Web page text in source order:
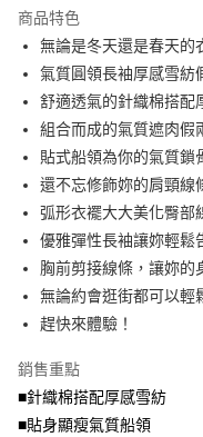
流程，驗證手機門號後，選擇
成交易。
3.實際核准額度、可分期數及
4.訂單成立30分鐘內，如未前
法說明評估內容。
【繳款方式說明】
1.分期款項不併入電信帳單
醒簡訊。
2.透過簡訊連結打開帳單後，
帳／街口支付／iPASS
【注意事項】
1.本服務係由「台灣大哥大股
用戶於交易時，得透過本服
2.基於同意付款使用「大哥付
由本公司與您本人進行分期帳
3.完整用戶服務條款，請詳閱
【關於「AFTEE先享後付」】
AFTEE先享後付是「在收到
便利好安心！
１．簡單：不需註冊會員、不
２．便利：只要手機號碼，簡
３．安心：先確認商品／服務
【「AFTEE先享後付」結帳
１．於結帳方式選擇「
２．訂單成立數日內，您將收
３．收到繳費通知簡訊後14
ATM／網路銀行／等多元方
※ 請注意：結帳手續完成當
購買商品的店家。未經商家同
後付繳納相關費用。
是否繳費成功／繳費後需取
客戶支援中心」
【注意事項】
ATM付款
全家取貨付款
每筆NT$70，滿NT$699(
付款後全家取貨
7-11取貨付款
每筆NT$70，滿NT$799(
每筆NT$70，滿NT$699(含
宅配
商品特色
無論是冬天還是春天的
氣質圓領長袖厚感雪紡
舒適透氣的針織棉搭配
組合而成的氣質遮肉假
貼式船領為你的氣質鎖
還不忘修飾妳的肩頸線
弧形衣襬大大美化臀部
優雅彈性長袖讓妳輕鬆
胸前剪接線條，讓妳的
無論約會逛街都可以輕
趕快來體驗！
銷售重點
■針織棉搭配厚感雪紡
■貼身顯瘦氣質船領